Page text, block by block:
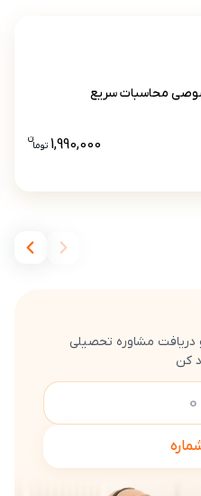
محاسبات سریع
1,990,000 توما
ن
قیمت
دریافت مشاوره تحصیلی
کن